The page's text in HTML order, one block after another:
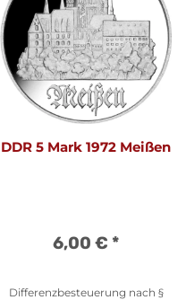
DDR 5 Mark 1972 Meißen
6,00 € *
Differenzbesteuerung nach §